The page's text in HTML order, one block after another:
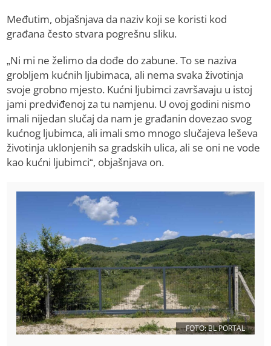
Međutim, objašnjava da naziv koji se koristi kod
građana često stvara pogrešnu sliku.
„Ni mi ne želimo da dođe do zabune. To se naziva
grobljem kućnih ljubimaca, ali nema svaka životinja
svoje grobno mjesto. Kućni ljubimci završavaju u istoj
jami predviđenoj za tu namjenu. U ovoj godini nismo
imali nijedan slučaj da nam je građanin dovezao svog
kućnog ljubimca, ali imali smo mnogo slučajeva leševa
životinja uklonjenih sa gradskih ulica, ali se oni ne vode
kao kućni ljubimci“, objašnjava on.
FOTO: BL PORTAL